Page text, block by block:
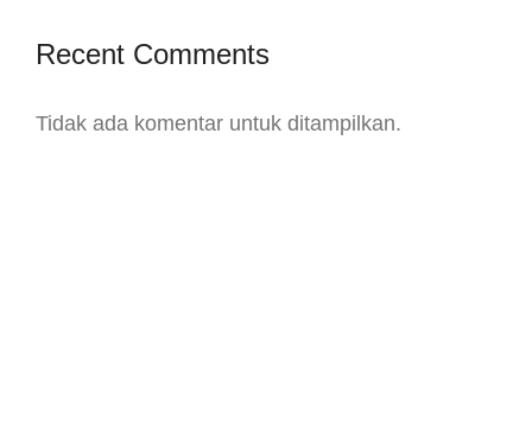
Recent Comments
Tidak ada komentar untuk ditampilkan.